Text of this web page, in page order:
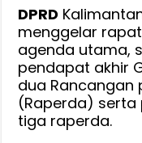
DPRD
menggelar
agenda utama,
pendapat akhir
dua Rancangan
(Raperda) serta
tiga raperda.